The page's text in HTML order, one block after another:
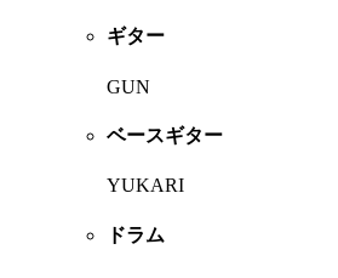
ギター
GUN
ベースギター
YUKARI
ドラム